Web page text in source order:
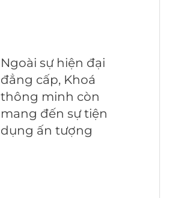
Ngoài sự hiện đại
đẳng cấp, Khoá
thông minh còn
mang đến sự tiện
dụng ấn tượng